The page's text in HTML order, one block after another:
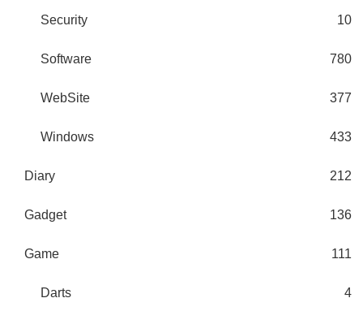
Security 10
Software 780
WebSite 377
Windows 433
Diary 212
Gadget 136
Game 111
Darts 4